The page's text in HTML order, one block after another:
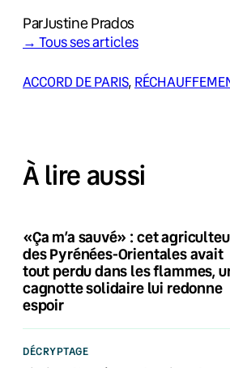
ParJustine Prados
→ Tous ses articles
ACCORD DE PARIS,
À lire aussi
«Ça m’a sauvé» : cet
des Pyrénées-Orientales avait
tout perdu dans les flammes,
cagnotte solidaire lui redonne
espoir
DÉCRYPTAGE